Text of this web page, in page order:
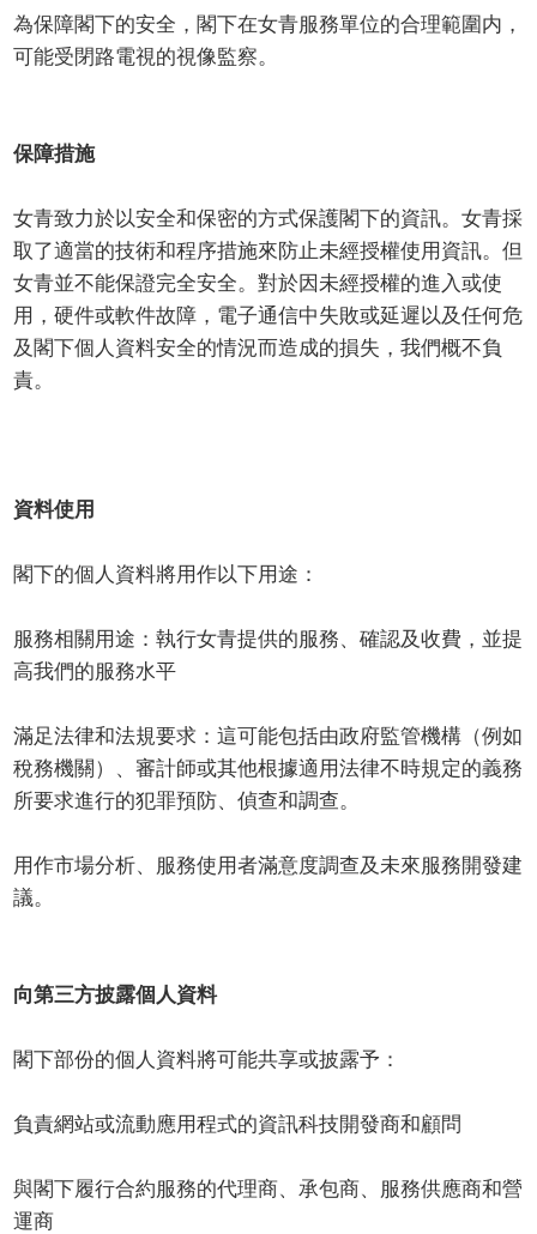
為保障閣下的安全，閣下在女青服務單位的合理範圍内，
可能受閉路電視的視像監察。
保障措施
女青致力於以安全和保密的方式保護閣下的資訊。女青採
取了適當的技術和程序措施來防止未經授權使用資訊。但
女青並不能保證完全安全。對於因未經授權的進入或使
用，硬件或軟件故障，電子通信中失敗或延遲以及任何危
及閣下個人資料安全的情況而造成的損失，我們概不負
責。
資料使用
閣下的個人資料將用作以下用途：
服務相關用途：執行女青提供的服務、確認及收費，並提
高我們的服務水平
滿足法律和法規要求：這可能包括由政府監管機構（例如
稅務機關）、審計師或其他根據適用法律不時規定的義務
所要求進行的犯罪預防、偵查和調查。
用作市場分析、服務使用者滿意度調查及未來服務開發建
議。
向第三方披露個人資料
閣下部份的個人資料將可能共享或披露予：
負責網站或流動應用程式的資訊科技開發商和顧問
與閣下履行合約服務的代理商、承包商、服務供應商和營
運商